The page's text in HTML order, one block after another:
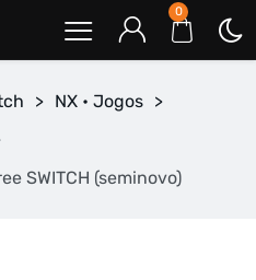
0
> NX • Jogos >
SWITCH (seminovo)